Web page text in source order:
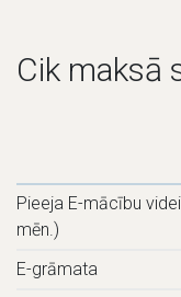
Cik maksā
Pieeja E-mācību
mēn.)
E-grāmata